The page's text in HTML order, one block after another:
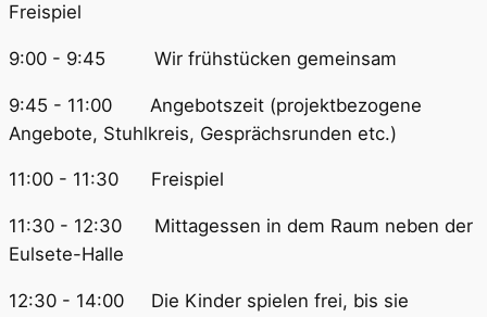
Freispiel
9:00 - 9:45 Wir frühstücken gemeinsam
9:45 - 11:00 Angebotszeit (projektbezogene
Angebote, Stuhlkreis, Gesprächsrunden etc.)
11:00 - 11:30 Freispiel
11:30 - 12:30 Mittagessen in dem Raum neben der
Eulsete-Halle
12:30 - 14:00 Die Kinder spielen frei, bis sie